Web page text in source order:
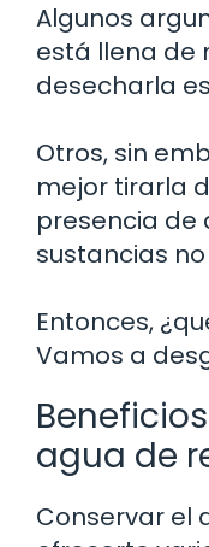
Algunos
está llena de
desecharla
Otros, sin
mejor tirarla
presencia de
sustancias
Entonces,
Vamos a
agua de
Conservar el